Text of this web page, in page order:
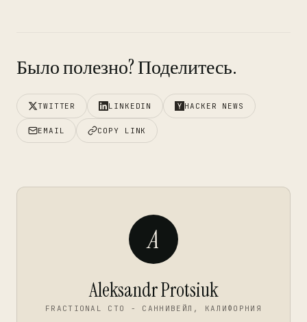
Было полезно? Поделитесь.
TWITTER LINKEDIN HACKER NEWS
EMAIL COPY LINK
A
Aleksandr Protsiuk
FRACTIONAL CTO - САННИВЕЙЛ, КАЛИФОРНИЯ